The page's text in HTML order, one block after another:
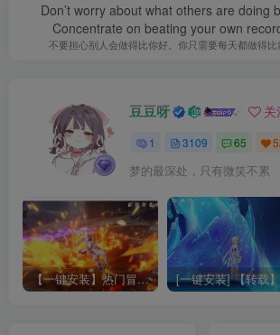
Don’t worry about what others are doing
Concentrate on beating your own
不要担心别人会做得比你好。你只需要每天都做得比
豆豆呀 关
1 3109 65
梦的最深处，只有微笑不累
【一键安装】热门冒险策略类游戏崩坏：星穹铁道全新2.3版本一键端+一键代理+一键启动+免虚拟机